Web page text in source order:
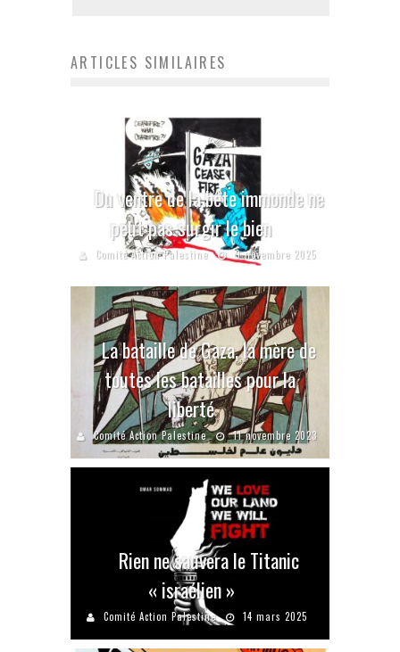
ARTICLES SIMILAIRES
Du ventre de la bête immonde ne
peut pas surgir le bien
Comité Action Palestine 9 novembre 2025
La bataille de Gaza, la mère de
toutes les batailles pour la
liberté
Comité Action Palestine 11 novembre 2023
Rien ne sauvera le Titanic
« israélien »
Comité Action Palestine 14 mars 2025